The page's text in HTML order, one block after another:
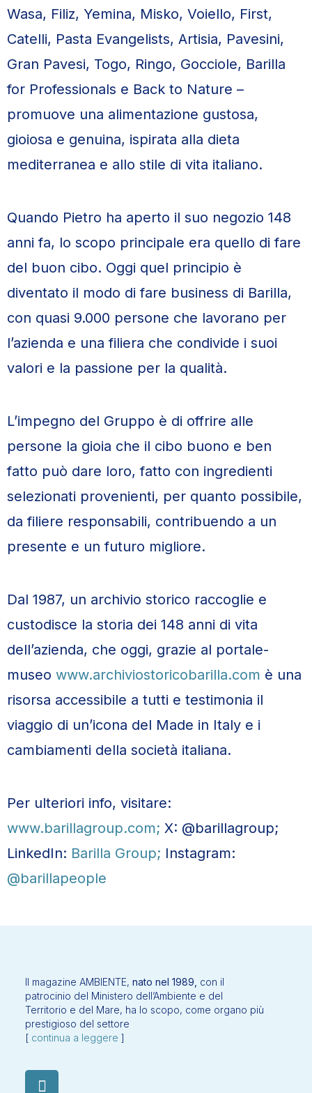
Wasa, Filiz, Yemina, Misko, Voiello, First,
Catelli, Pasta Evangelists, Artisia, Pavesini,
Gran Pavesi, Togo, Ringo, Gocciole, Barilla
for Professionals e Back to Nature –
promuove una alimentazione gustosa,
gioiosa e genuina, ispirata alla dieta
mediterranea e allo stile di vita italiano.
Quando Pietro ha aperto il suo negozio 148
anni fa, lo scopo principale era quello di fare
del buon cibo. Oggi quel principio è
diventato il modo di fare business di Barilla,
con quasi 9.000 persone che lavorano per
l’azienda e una filiera che condivide i suoi
valori e la passione per la qualità.
L’impegno del Gruppo è di offrire alle
persone la gioia che il cibo buono e ben
fatto può dare loro, fatto con ingredienti
selezionati provenienti, per quanto possibile,
da filiere responsabili, contribuendo a un
presente e un futuro migliore.
Dal 1987, un archivio storico raccoglie e
custodisce la storia dei 148 anni di vita
dell’azienda, che oggi, grazie al portale-
museo www.archiviostoricobarilla.com è una
risorsa accessibile a tutti e testimonia il
viaggio di un’icona del Made in Italy e i
cambiamenti della società italiana.
Per ulteriori info, visitare:
www.barillagroup.com; X: @barillagroup;
LinkedIn: Barilla Group; Instagram:
@barillapeople
Il magazine AMBIENTE, nato nel 1989, con il
patrocinio del Ministero dell’Ambiente e del
Territorio e del Mare, ha lo scopo, come organo più
prestigioso del settore
[ continua a leggere ]